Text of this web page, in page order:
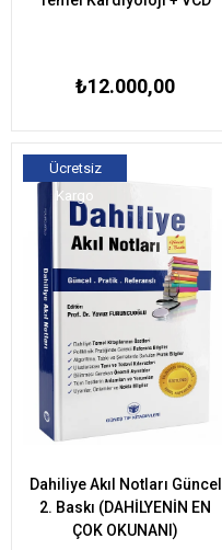
₺12.000,00
Dahiliye Akıl Notları Güncel
2. Baskı (DAHİLYENİN EN
ÇOK OKUNANI)
Ücretsiz
Kargo